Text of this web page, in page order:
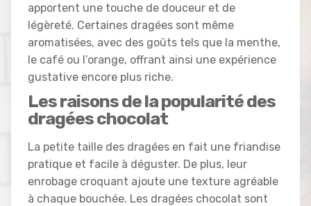
apportent une touche de douceur et de
légèreté. Certaines dragées sont même
aromatisées, avec des goûts tels que la menthe,
le café ou l’orange, offrant ainsi une expérience
gustative encore plus riche.
Les raisons de la popularité des
dragées chocolat
La petite taille des dragées en fait une friandise
pratique et facile à déguster. De plus, leur
enrobage croquant ajoute une texture agréable
à chaque bouchée. Les dragées chocolat sont